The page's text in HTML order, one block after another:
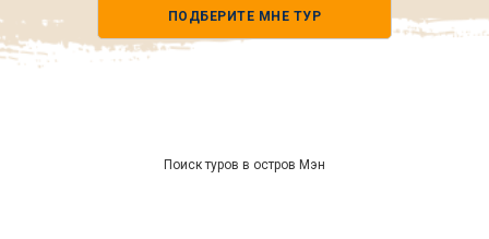
ПОДБЕРИТЕ МНЕ ТУР
Поиск туров в остров Мэн